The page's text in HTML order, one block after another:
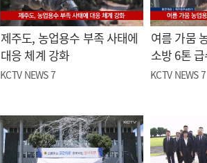
제주도, 농업용수 부족 사태에
대응 체계 강화
KCTV NEWS 7
여름 가뭄
소방 6톤
KCTV NEWS 7